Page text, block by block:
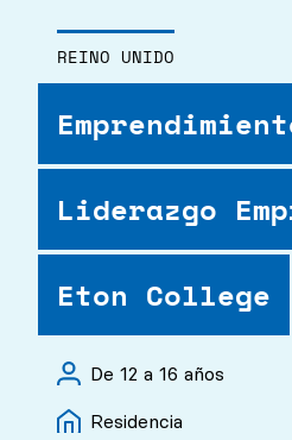
REINO UNIDO
Liderazgo
Eton College
De 12 a 16 años
Residencia